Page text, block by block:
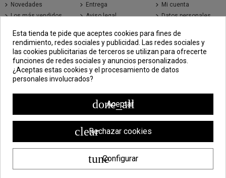
Novedades
Los más vendidos
Entrega
Aviso legal
condiciones de uso
Pago seguro
Mi cuenta
Datos personales
Direcciones
Seguimiento de
pedidos de clientes
invitados
CONTÁCTENOS
CDV - Componentes Diesel Vidal
998 304 695 | 988 338 835
Esta tienda te pide que aceptes cookies para fines de
rendimiento, redes sociales y publicidad. Las redes sociales y
las cookies publicitarias de terceros se utilizan para ofrecerte
funciones de redes sociales y anuncios personalizados.
¿Aceptas estas cookies y el procesamiento de datos
personales involucrados?
done_all
Aceptar
clearRechazar cookies
tuneConfigurar